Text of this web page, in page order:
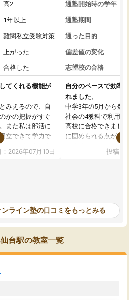
高2
1年以上
難関私立受験対策
上がった
合格した
てくれる機能が
みえるので、自
かの把握がすぐ
また私は部活に
立できて学力で
ことができてよ
の際に、自分が
ができない人に
あるのではない
：2026年07月10日
通塾開始時の学年
通塾期間
通った目的
偏差値の変化
志望校の合格
自分のペースで効率よく
れました。
中学3年の5月から数学・
社会の4教科で利用し、
高校に合格できました。
に固められる点が魅力で
項目のおかげで、手軽
元数が可視化されるので
しながら意欲的に取り組
常に効果を実感している
すめできる塾です。
投稿日：
ライン塾の口コミをもっとみる
台駅の教室一覧